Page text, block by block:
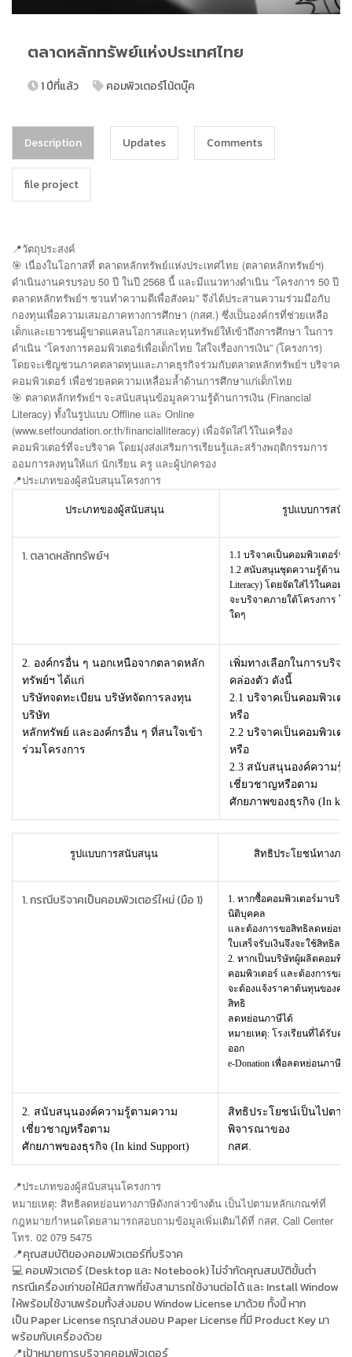
ตลาดหลักทรัพย์แห่งประเทศไทย
1 ปีที่แล้ว คอมพิวเตอร์โน้ตบุ๊ค
Description Updates Comments
file project
📍วัตถุประสงค์
🎯 เนื่องในโอกาสที่ ตลาดหลักทรัพย์แห่งประเทศไทย (ตลาดหลักทรัพย์ฯ)
ดำเนินงานครบรอบ 50 ปี ในปี 2568 นี้ และมีแนวทางดำเนิน “โครงการ 50 ปี
ตลาดหลักทรัพย์ฯ ชวนทำความดีเพื่อสังคม” จึงได้ประสานความร่วมมือกับ
กองทุนเพื่อความเสมอภาคทางการศึกษา (กสศ.) ซึ่งเป็นองค์กรที่ช่วยเหลือ
เด็กและเยาวชนผู้ขาดแคลนโอกาสและทุนทรัพย์ให้เข้าถึงการศึกษา ในการ
ดำเนิน “โครงการคอมพิวเตอร์เพื่อเด็กไทย ใส่ใจเรื่องการเงิน” (โครงการ)
โดยจะเชิญชวนภาคตลาดทุนและภาคธุรกิจร่วมกับตลาดหลักทรัพย์ฯ บริจาค
คอมพิวเตอร์ เพื่อช่วยลดความเหลื่อมล้ำด้านการศึกษาแก่เด็กไทย
🎯 ตลาดหลักทรัพย์ฯ จะสนับสนุนข้อมูลความรู้ด้านการเงิน (Financial
Literacy) ทั้งในรูปแบบ Offline และ Online
(www.setfoundation.or.th/financialliteracy) เพื่อจัดใส่ไว้ในเครื่อง
คอมพิวเตอร์ที่จะบริจาค โดยมุ่งส่งเสริมการเรียนรู้และสร้างพฤติกรรมการ
ออมการลงทุนให้แก่ นักเรียน ครู และผู้ปกครอง
📍ประเภทของผู้สนับสนุนโครงการ
ประเภทของผู้สนับสนุน
รูปแบบการสนั
1. ตลาดหลักทรัพย์ฯ 1.1 บริจาคเป็นคอมพิวเตอร์ที่
1.2 สนับสนุนชุดความรู้ด้านการ
Literacy) โดยจัดใส่ไว้ในคอม
จะบริจาคภายใต้โครงการ โ
ใดๆ
2. องค์กรอื่น ๆ นอกเหนือจากตลาดหลัก
ทรัพย์ฯ ได้แก่
บริษัทจดทะเบียน บริษัทจัดการลงทุน
บริษัท
หลักทรัพย์ และองค์กรอื่น ๆ ที่สนใจเข้า
ร่วมโครงการ
เพิ่มทางเลือกในการบริจ
คล่องตัว ดังนี้
2.1 บริจาคเป็นคอมพิวเต
หรือ
2.2 บริจาคเป็นคอมพิวเต
หรือ
2.3 สนับสนุนองค์ความรู้
เชี่ยวชาญหรือตาม
ศักยภาพของธุรกิจ (In
รูปแบบการสนับสนุน สิทธิประโยชน์ทางภา
1. กรณีบริจาคเป็นคอมพิวเตอร์ใหม่ (มือ 1)
1. หากซื้อคอมพิวเตอร์มาบริจ
นิติบุคคล
และต้องการขอสิทธิลดหย่อน
ใบเสร็จรับเงินจึงจะใช้สิทธิล
2. หากเป็นบริษัทผู้ผลิตคอมพิว
คอมพิวเตอร์ และต้องการขอ
จะต้องแจ้งราคาต้นทุนของคอ
สิทธิ
ลดหย่อนภาษีได้
หมายเหตุ: โรงเรียนที่ได้รับคอ
ออก
e-Donation เพื่อลดหย่อนภาษีใ
2. สนับสนุนองค์ความรู้ตามความ
เชี่ยวชาญหรือตาม
ศักยภาพของธุรกิจ (In kind Support)
สิทธิประโยชน์เป็นไปตา
พิจารณาของ
กสศ.
📍ประเภทของผู้สนับสนุนโครงการ
หมายเหตุ: สิทธิลดหย่อนทางภาษีดังกล่าวข้างต้น เป็นไปตามหลักเกณฑ์ที่
กฎหมายกำหนดโดยสามารถสอบถามข้อมูลเพิ่มเติมได้ที่ กสศ. Call Center
โทร. 02 079 5475
📍คุณสมบัติของคอมพิวเตอร์ที่บริจาค
💻 คอมพิวเตอร์ (Desktop และ Notebook) ไม่จำกัดคุณสมบัติขั้นต่ำ
กรณีเครื่องเก่าขอให้มีสภาพที่ยังสามารถใช้งานต่อได้ และ Install Window
ให้พร้อมใช้งานพร้อมทั้งส่งมอบ Window License มาด้วย ทั้งนี้ หาก
เป็น Paper License กรุณาส่งมอบ Paper License ที่มี Product Key มา
พร้อมกับเครื่องด้วย
📍เป้าหมายการบริจาคคอมพิวเตอร์